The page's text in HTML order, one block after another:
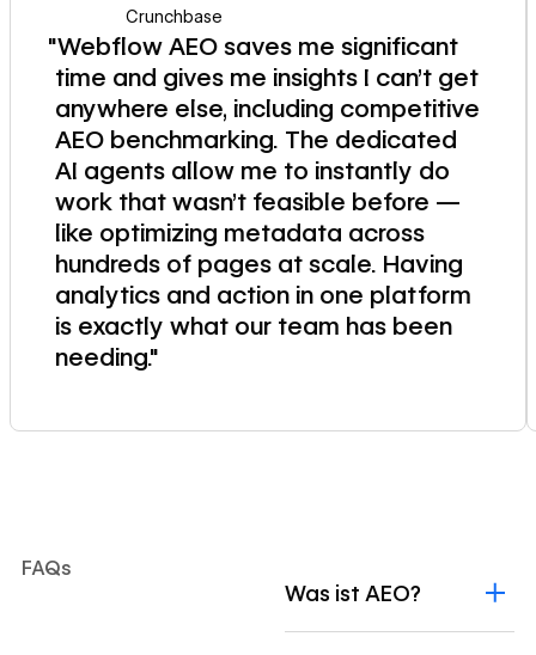
Crunchbase
"Webflow AEO saves me significant
time and gives me insights I can't get
anywhere else, including competitive
AEO benchmarking. The dedicated
AI agents allow me to instantly do
work that wasn't feasible before —
like optimizing metadata across
hundreds of pages at scale. Having
analytics and action in one platform
is exactly what our team has been
needing."
FAQs
Was ist AEO?